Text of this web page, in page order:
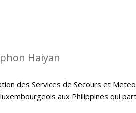
Haiyan
des Services de Secours et
aux Philippines qui